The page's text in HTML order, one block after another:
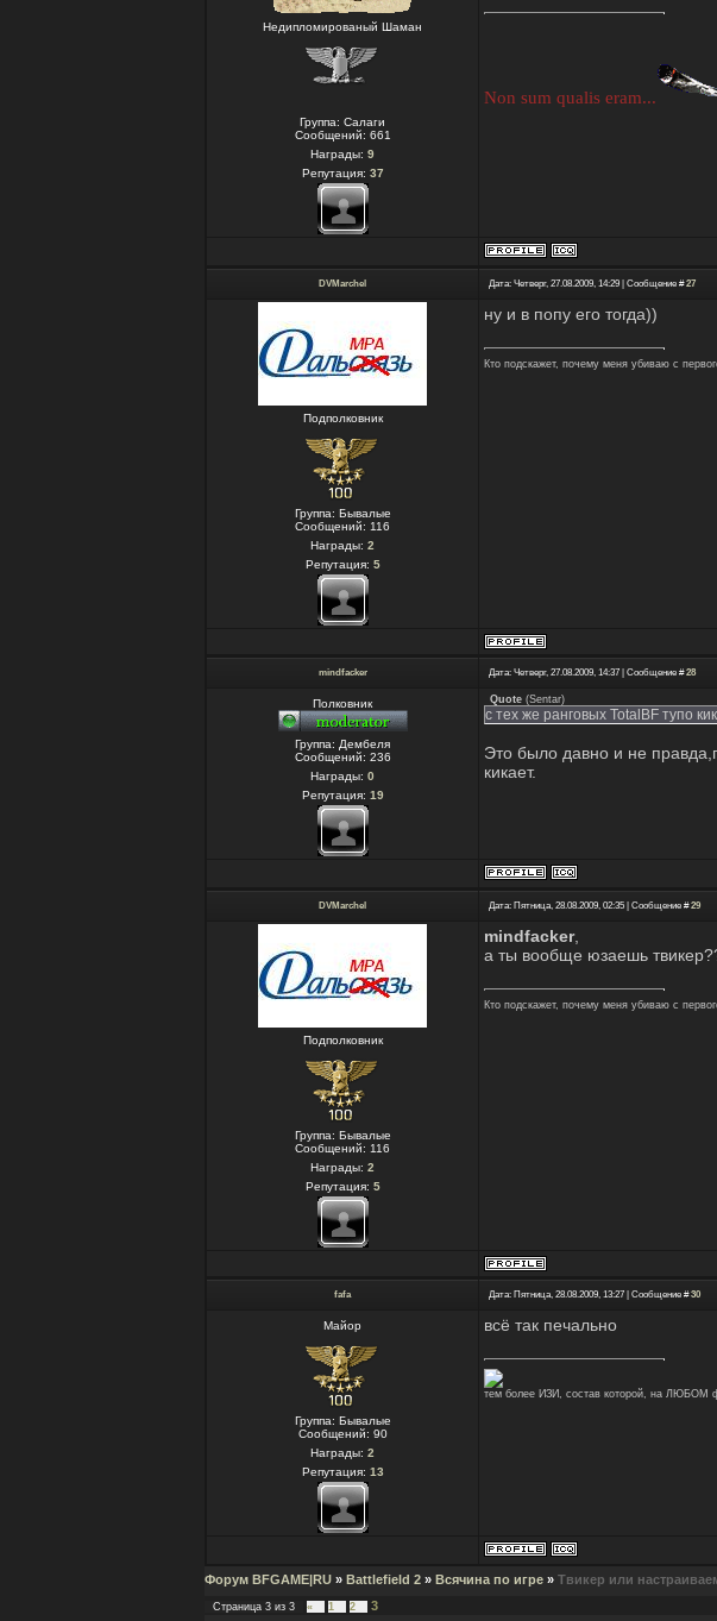
Недипломированый Шаман
Группа: Салаги
Сообщений: 661
Награды: 9
Репутация: 37
Non sum qualis eram...
DVMarchel Дата: Четверг, 27.08.2009, 14:29 | Сообщение #27
Подполковник
Группа: Бывалые
Сообщений: 116
Награды: 2
Репутация: 5
ну и в попу его тогда))
Кто подскажет, почему меня убиваю с
mindfacker Дата: Четверг, 27.08.2009, 14:37 | Сообщение #28
Полковник
Группа: Дембеля
Сообщений: 236
Награды: 0
Репутация: 19
Quote (Sentar)
с тех же ранговых TotalBF тупо
Это было давно и не
кикает.
DVMarchel Дата: Пятница, 28.08.2009, 02:35 | Сообщение #29
Подполковник
Группа: Бывалые
Сообщений: 116
Награды: 2
Репутация: 5
mindfacker,
а ты вообще юзаешь
Кто подскажет, почему меня убиваю с
fafa Дата: Пятница, 28.08.2009, 13:27 | Сообщение #30
Майор
Группа: Бывалые
Сообщений: 90
Награды: 2
Репутация: 13
всё так печально
тем более ИЗИ, состав которой, на ЛЮБОМ
Форум BFGAME|RU » Battlefield 2 » Всячина по игре » Твикер или
Страница 3 из 3 « 1 2 3